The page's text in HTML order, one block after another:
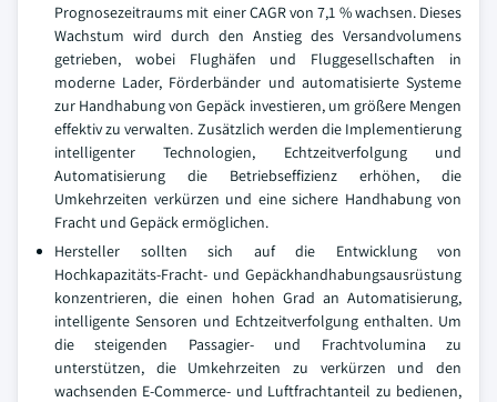
Prognosezeitraums mit einer CAGR von 7,1 % wachsen. Dieses
Wachstum wird durch den Anstieg des Versandvolumens
getrieben, wobei Flughäfen und Fluggesellschaften in
moderne Lader, Förderbänder und automatisierte Systeme
zur Handhabung von Gepäck investieren, um größere Mengen
effektiv zu verwalten. Zusätzlich werden die Implementierung
intelligenter Technologien, Echtzeitverfolgung und
Automatisierung die Betriebseffizienz erhöhen, die
Umkehrzeiten verkürzen und eine sichere Handhabung von
Fracht und Gepäck ermöglichen.
Hersteller sollten sich auf die Entwicklung von
Hochkapazitäts-Fracht- und Gepäckhandhabungsausrüstung
konzentrieren, die einen hohen Grad an Automatisierung,
intelligente Sensoren und Echtzeitverfolgung enthalten. Um
die steigenden Passagier- und Frachtvolumina zu
unterstützen, die Umkehrzeiten zu verkürzen und den
wachsenden E-Commerce- und Luftfrachtanteil zu bedienen,